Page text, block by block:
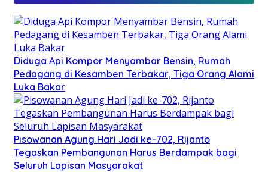
Diduga Api Kompor Menyambar Bensin, Rumah
Pedagang di Kesamben Terbakar, Tiga Orang Alami
Luka Bakar
Pisowanan Agung Hari Jadi ke-702, Rijanto
Tegaskan Pembangunan Harus Berdampak bagi
Seluruh Lapisan Masyarakat